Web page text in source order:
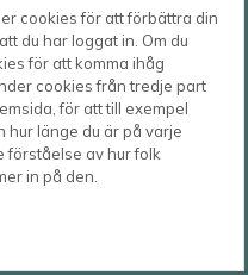
cookies för att förbättra din
du har loggat in. Om du
för att komma ihåg
cookies från tredje part
för att till exempel
hur länge du är på varje
förståelse av hur folk
in på den.
Telefon
22 61 32
E-post
order@wessmans.com